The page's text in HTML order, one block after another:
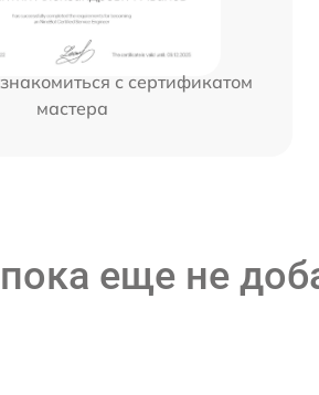
с сертификатом
мастера
еще не